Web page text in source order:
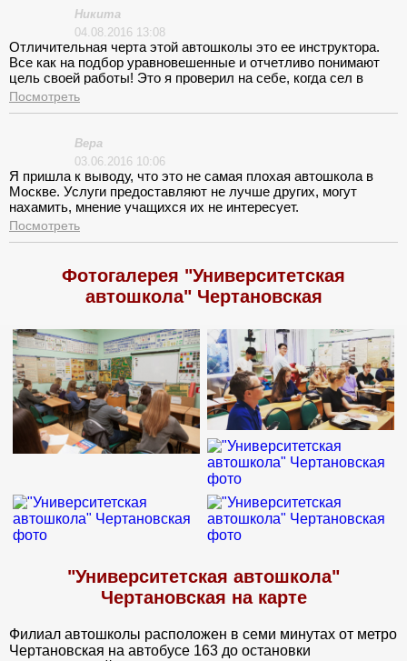
полную стоимость за обучение 46000 руб. и довольна
приобретённым познаниям водительского дела.
Никита
04.08.2016 13:08
Отличительная черта этой автошколы это ее инструктора.
Все как на подбор уравновешенные и отчетливо понимают
цель своей работы! Это я проверил на себе, когда сел в
авто. Ну, а лекции более чем нудные. Почитать учебник и то
интереснее!
Посмотреть
Вера
03.06.2016 10:06
Я пришла к выводу, что это не самая плохая автошкола в
Москве. Услуги предоставляют не лучше других, могут
нахамить, мнение учащихся их не интересует.
Преподаватель читает лекции без особого энтузиазма, как
будто работает последний день. Вождение началось, как и
проблематично. Я совмещаю учебу с работой, поэтому
время у меня ограничено. На что мне намекнули, что это мои
проблемы. В принципе как-то водить я научилась.
Посмотреть
Фотогалерея "Университетская
автошкола" Чертановская
"Университетская автошкола"
Чертановская на карте
Филиал автошколы расположен в семи минутах от метро
Чертановская на автобусе 163 до остановки